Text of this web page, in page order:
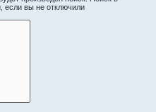
если вы не отключили